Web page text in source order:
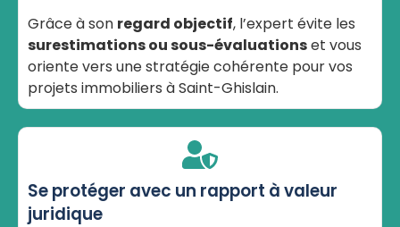
Grâce à son regard objectif, l’expert évite les
surestimations ou sous-évaluationset vous
oriente vers une stratégie cohérente pour vos
projets immobiliers à Saint-Ghislain.
Se protéger avec un rapport à valeur
juridique